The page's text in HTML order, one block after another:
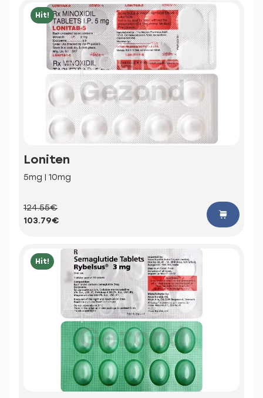
Hit!
Loniten
5mg | 10mg
124.55€
103.79€
Hit!